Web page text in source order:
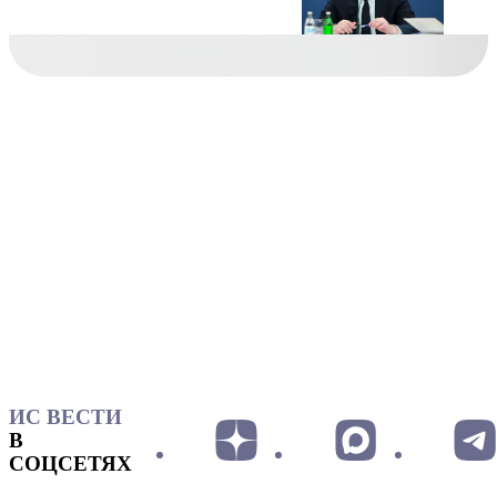
ИС ВЕСТИ
В
СОЦСЕТЯХ